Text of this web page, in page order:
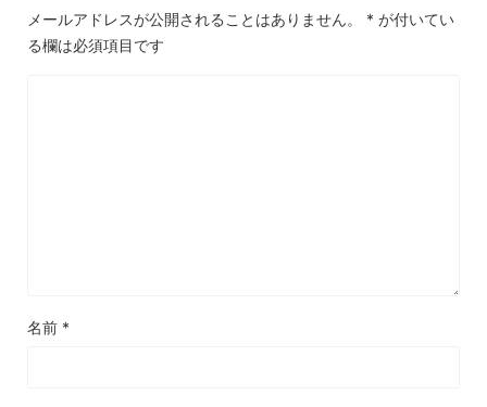
メールアドレスが公開されることはありません。 * が付いてい
る欄は必須項目です
名前 *